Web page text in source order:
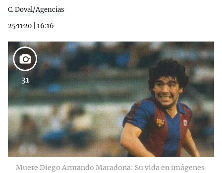
C. Doval/Agencias
25·11·20
16:16
31
Muere Diego Armando Maradona: Su vida en imágenes